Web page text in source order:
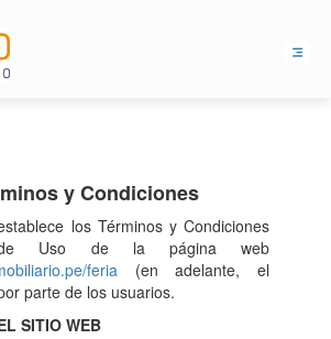
y Condiciones
los Términos y Condiciones
de Uso de la página web
feria (en adelante, el
parte de los usuarios.
SITIO WEB